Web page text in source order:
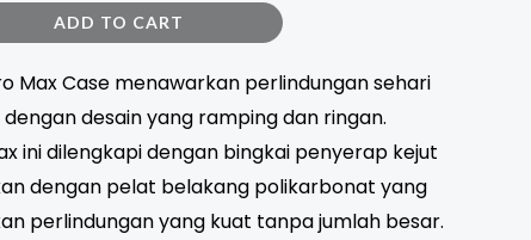
ADD TO CART
Max Case menawarkan perlindungan sehari
desain yang ramping dan ringan.
ini dilengkapi dengan bingkai penyerap kejut
dengan pelat belakang polikarbonat yang
perlindungan yang kuat tanpa jumlah besar.